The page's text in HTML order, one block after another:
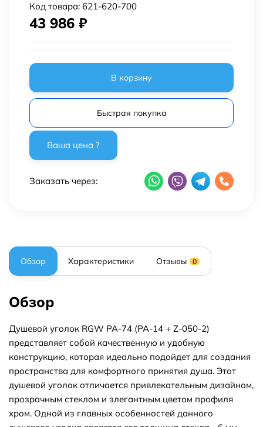
Код товара: 621-620-700
43 986 ₽
В корзину
Быстрая покупка
Заказать через:
Обзор Характеристики Отзывы 0
Обзор
Душевой уголок RGW PA-74 (PA-14 + Z-050-2)
представляет собой качественную и удобную
конструкцию, которая идеально подойдет для создания
пространства для комфортного принятия душа. Этот
душевой уголок отличается привлекательным дизайном,
прозрачным стеклом и элегантным цветом профиля
хром. Одной из главных особенностей данного